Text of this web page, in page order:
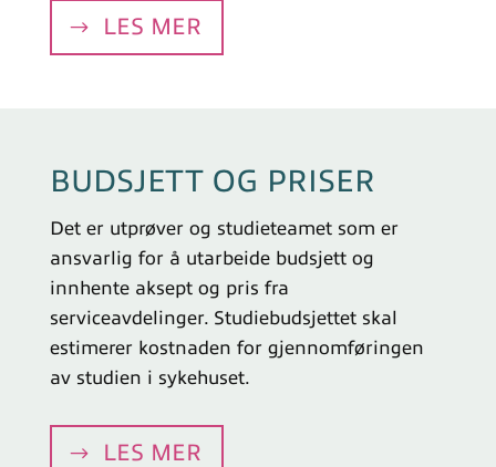
LES MER
BUDSJETT OG PRISER
Det er utprøver og studieteamet som er
ansvarlig for å utarbeide budsjett og
innhente aksept og pris fra
serviceavdelinger. Studiebudsjettet skal
estimerer kostnaden for gjennomføringen
av studien i sykehuset.
LES MER